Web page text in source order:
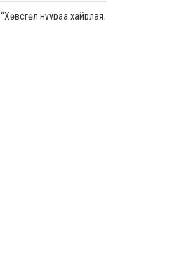
“Хөвсгөл нуураа хайрлая,